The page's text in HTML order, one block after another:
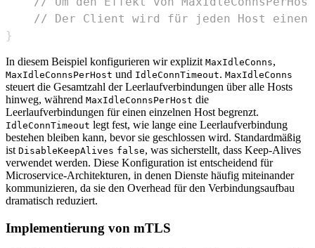
// Der Client wird für jeden Host einen
}
In diesem Beispiel konfigurieren wir explizit MaxIdleConns,
MaxIdleConnsPerHost und IdleConnTimeout. MaxIdleConns
steuert die Gesamtzahl der Leerlaufverbindungen über alle Hosts
hinweg, während MaxIdleConnsPerHost die
Leerlaufverbindungen für einen einzelnen Host begrenzt.
IdleConnTimeout legt fest, wie lange eine Leerlaufverbindung
bestehen bleiben kann, bevor sie geschlossen wird. Standardmäßig
ist DisableKeepAlives false, was sicherstellt, dass Keep-Alives
verwendet werden. Diese Konfiguration ist entscheidend für
Microservice-Architekturen, in denen Dienste häufig miteinander
kommunizieren, da sie den Overhead für den Verbindungsaufbau
dramatisch reduziert.
Implementierung von mTLS